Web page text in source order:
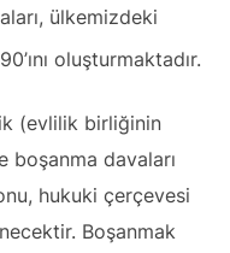
ülkemizdeki
oluşturmaktadır.
(evlilik birliğinin
boşanma davaları
hukuki çerçevesi
Boşanmak